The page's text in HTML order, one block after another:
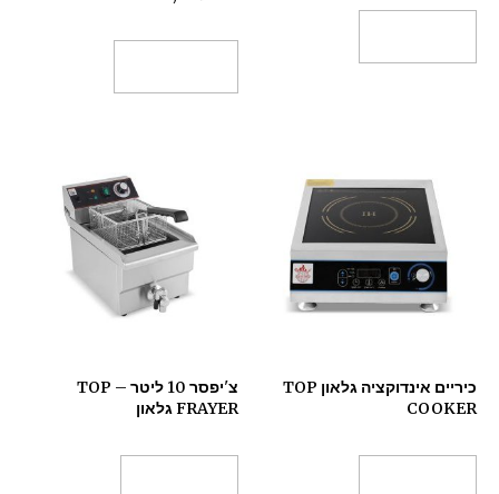
כיריים אינדוקציה גלאון TOP
COOKER
צ'יפסר 10 ליטר – TOP
FRAYER גלאון